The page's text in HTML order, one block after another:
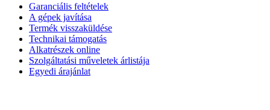
Garanciális feltételek
A gépek javítása
Termék visszaküldése
Technikai támogatás
Alkatrészek online
Szolgáltatási műveletek árlistája
Egyedi árajánlat